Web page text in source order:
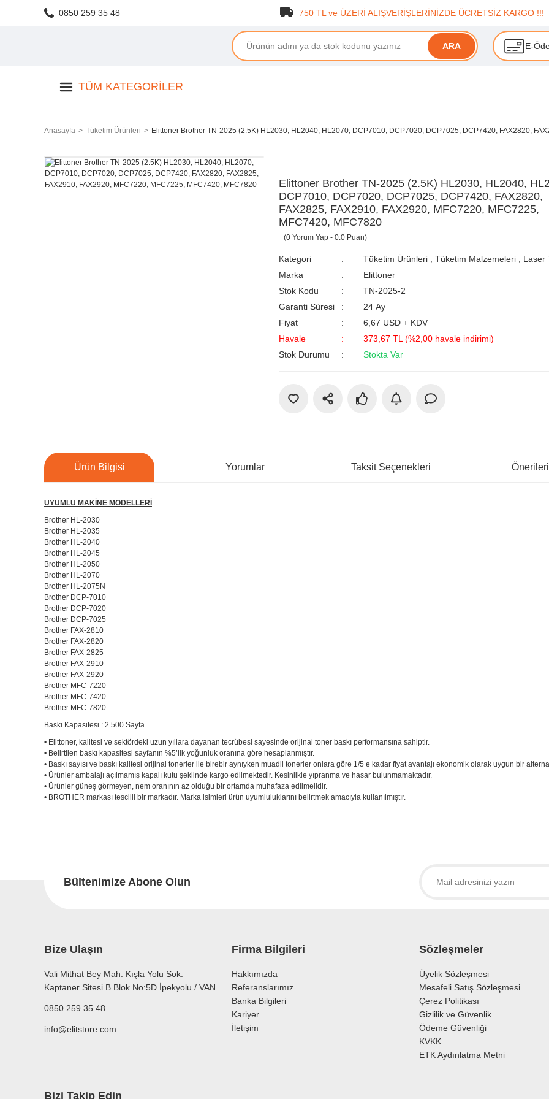
0850 259 35 48 750 TL ve ÜZERİ ALIŞVERİŞLERİNİZDE ÜCRETSİZ KARGO !!!
ARA E-
TÜM KATEGORILER
Anasayfa Tüketim Ürünleri Elittoner Brother TN-2025 (2.5K) HL2030, HL2040, HL2070, DCP7010, DCP7020, DCP7025, DCP7420, FAX2820,
Elittoner Brother TN-2025 (2.5K) HL2030, HL2040,
DCP7010, DCP7020, DCP7025, DCP7420, FAX2820,
FAX2825, FAX2910, FAX2920, MFC7220, MFC7225,
MFC7420, MFC7820
(0 Yorum Yap - 0.0 Puan)
Kategori Tüketim Ürünleri Tüketim Malzemeleri
Laser
Marka
Elittoner
Stok Kodu
TN-2025-2
Garanti Süresi
24 Ay
Fiyat
6,67 USD + KDV
Havale
373,67 TL (%2,00 havale indirimi)
Stok Durumu
Stokta Var
Ürün Bilgisi Yorumlar Taksit Seçenekleri
UYUMLU MAKİNE MODELLERİ
Brother HL-2030
Brother HL-2035
Brother HL-2040
Brother HL-2045
Brother HL-2050
Brother HL-2070
Brother HL-2075N
Brother DCP-7010
Brother DCP-7020
Brother DCP-7025
Brother FAX-2810
Brother FAX-2820
Brother FAX-2825
Brother FAX-2910
Brother FAX-2920
Brother MFC-7220
Brother MFC-7420
Brother MFC-7820
Baskı Kapasitesi : 2.500 Sayfa
• Elittoner, kalitesi ve sektördeki uzun yıllara dayanan tecrübesi sayesinde orijinal toner baskı performansına sahiptir.
• Belirtilen baskı kapasitesi sayfanın %5’lik yoğunluk oranına göre hesaplanmıştır.
• Baskı sayısı ve baskı kalitesi orijinal tonerler ile birebir aynıyken muadil tonerler onlara göre 1/5 e kadar fiyat avantajı ekonomik olarak uygun bir
• Ürünler ambalajı açılmamış kapalı kutu şeklinde kargo edilmektedir. Kesinlikle yıpranma ve hasar bulunmamaktadır.
• Ürünler güneş görmeyen, nem oranının az olduğu bir ortamda muhafaza edilmelidir.
• BROTHER markası tescilli bir markadır. Marka isimleri ürün uyumluluklarını belirtmek amacıyla kullanılmıştır.
Bültenimize Abone Olun
Bize Ulaşın
Vali Mithat Bey Mah. Kışla Yolu Sok.
Kaptaner Sitesi B Blok No:5D İpekyolu / VAN
0850 259 35 48
info@elitstore.com
Firma Bilgileri
Hakkımızda
Referanslarımız
Banka Bilgileri
Kariyer
İletişim
Sözleşmeler
Üyelik Sözleşmesi
Mesafeli Satış Sözleşmesi
Çerez Politikası
Gizlilik ve Güvenlik
Ödeme Güvenliği
KVKK
ETK Aydınlatma Metni
Bizi Takip Edin